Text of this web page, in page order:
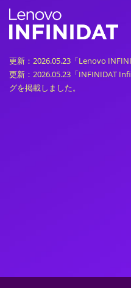
更新：2026.05.23「Lenovo
更新：2026.05.23「INFINIDAT
グを掲載しました。